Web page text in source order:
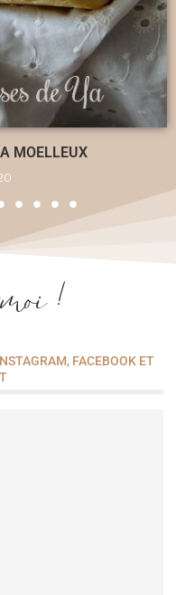
MOELLEUX
!
FACEBOOK ET